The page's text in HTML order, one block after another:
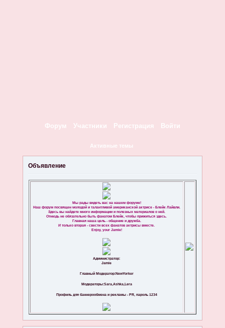
Форум Участники Регистрация Войти
Активные темы
Объявление
Мы рады видеть вас на нашем форуме!
Наш форум посвящен молодой и талантливой американской актрисе - Блейк Лайвли.
Здесь вы найдете много информации и полезных материалов о ней.
Отнюдь не обязательно быть фанатом Блейк, чтобы прижиться здесь.
Главная наша цель - общение и дружба.
И только вторая - свести всех фанатов актрисы вместе.
Enjoy, your Jamie!
Администратор:
Jamie
Главный Модератор:NewYorker
Модераторы:Sara,Ashka,Lera
Профиль для баннерообмена и рекламы - PR, пароль 1234